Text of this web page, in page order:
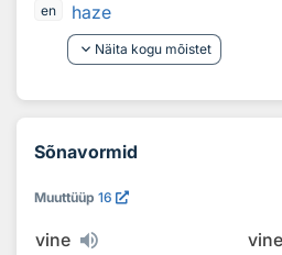
en
haze
keyboard_arrow_down Näita kogu mõistet
Sõnavormid
Muuttüüp 16
vine vine